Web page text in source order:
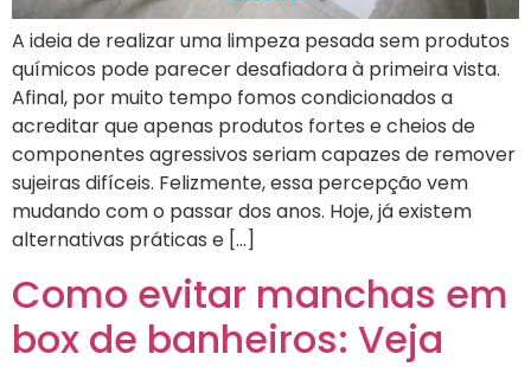
A ideia de realizar uma limpeza pesada sem produtos
químicos pode parecer desafiadora à primeira vista.
Afinal, por muito tempo fomos condicionados a
acreditar que apenas produtos fortes e cheios de
componentes agressivos seriam capazes de remover
sujeiras difíceis. Felizmente, essa percepção vem
mudando com o passar dos anos. Hoje, já existem
alternativas práticas e […]
Como evitar manchas em
box de banheiros: Veja